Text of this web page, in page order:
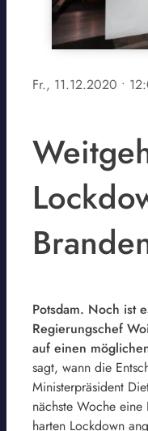
Fr., 11.12.2020 •
Potsdam. Noch ist
Regierungschef
auf einen
sagt, wann die
Ministerpräsident
nächste Woche eine
harten Lockdown